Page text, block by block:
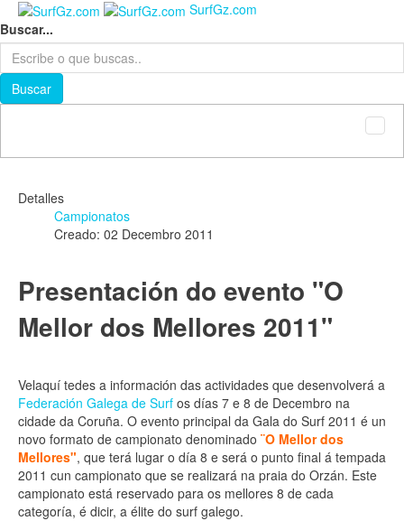
SurfGz.com
Buscar...
Buscar
Detalles
Campionatos
Creado: 02 Decembro 2011
Presentación do evento "O
Mellor dos Mellores 2011"
Velaquí tedes a información das actividades que desenvolverá a
Federación Galega de Surf os días 7 e 8 de Decembro na
cidade da Coruña. O evento principal da Gala do Surf 2011 é un
novo formato de campionato denominado ¨O Mellor dos
Mellores", que terá lugar o día 8 e será o punto final á tempada
2011 cun campionato que se realizará na praia do Orzán. Este
campionato está reservado para os mellores 8 de cada
categoría, é dicir, a élite do surf galego.